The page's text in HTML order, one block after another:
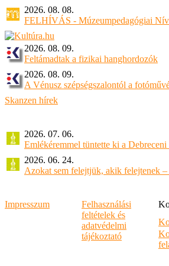
2026. 08. 08.
FELHÍVÁS - Múzeumpedagógiai
2026. 08. 09.
Feltámadtak a fizikai hanghordozók
2026. 08. 09.
A Vénusz szépségszalontól a
Skanzen hírek
2026. 07. 06.
Emlékéremmel tüntette ki a
2026. 06. 24.
Azokat sem felejtjük, akik felejtenek
Impresszum
Felhasználási
feltételek és
adatvédelmi
tájékoztató